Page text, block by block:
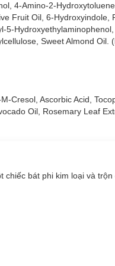
nào?
4-Amino-2-
Fruit Oil, 6-Hydroxyindole,
5-
Sweet Almond Oil.
Cresol, Ascorbic Acid,
Oil, Rosemary Leaf
bát phi kim loại và